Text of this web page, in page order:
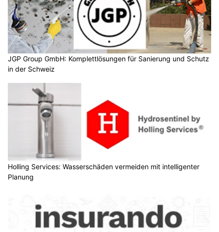
JGP Group GmbH: Komplettlösungen für Sanierung und Schutz
in der Schweiz
Holling Services: Wasserschäden vermeiden mit intelligenter
Planung